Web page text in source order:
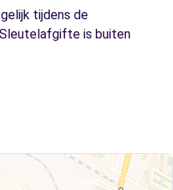
tijdens de
is buiten